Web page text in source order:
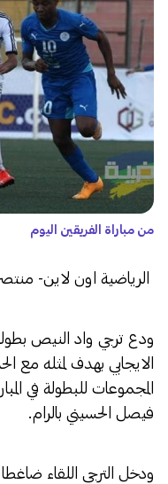
من مباراة الفريقين اليوم
الرياضية اون لاين-
ودع ترجي واد النيص
الايجابي بهدف لمثله مع
المجموعات للبطولة في
فيصل الحسيني بالرام.
ودخل الترجي اللقاء